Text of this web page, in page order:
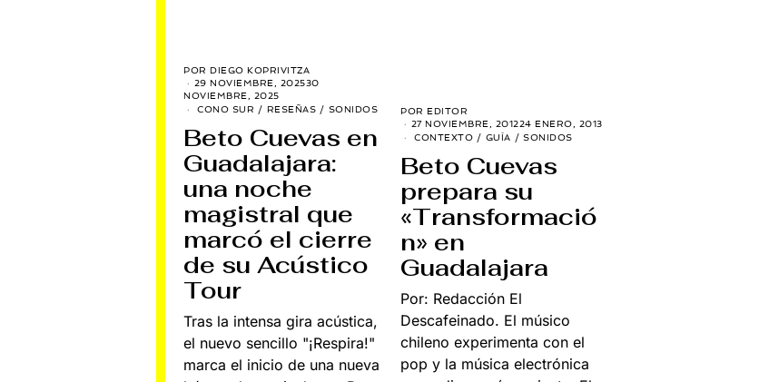
POR DIEGO KOPRIVITZA
29 NOVIEMBRE, 202530
NOVIEMBRE, 2025
CONO SUR / RESEÑAS / SONIDOS
Beto Cuevas en
Guadalajara:
una noche
magistral que
marcó el cierre
de su Acústico
Tour
Tras la intensa gira acústica,
el nuevo sencillo "¡Respira!"
marca el inicio de una nueva
POR EDITOR
27 NOVIEMBRE, 201224 ENERO, 2013
CONTEXTO / GUÍA / SONIDOS
Beto Cuevas
prepara su
«Transformació
n» en
Guadalajara
Por: Redacción El
Descafeinado. El músico
chileno experimenta con el
pop y la música electrónica